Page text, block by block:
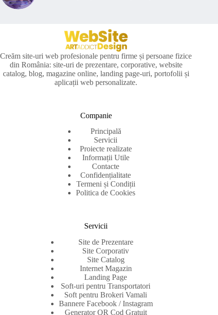
Creăm site-uri web profesionale pentru firme și persoane fizice
din România: site-uri de prezentare, corporative, website
catalog, blog, magazine online, landing page-uri, portofolii și
aplicații web personalizate.
Companie
Principală
Servicii
Proiecte realizate
Informații Utile
Contacte
Confidențialitate
Termeni și Condiții
Politica de Cookies
Servicii
Site de Prezentare
Site Corporativ
Site Catalog
Internet Magazin
Landing Page
Soft-uri pentru Transportatori
Soft pentru Brokeri Vamali
Bannere Facebook / Instagram
Generator QR Cod Gratuit